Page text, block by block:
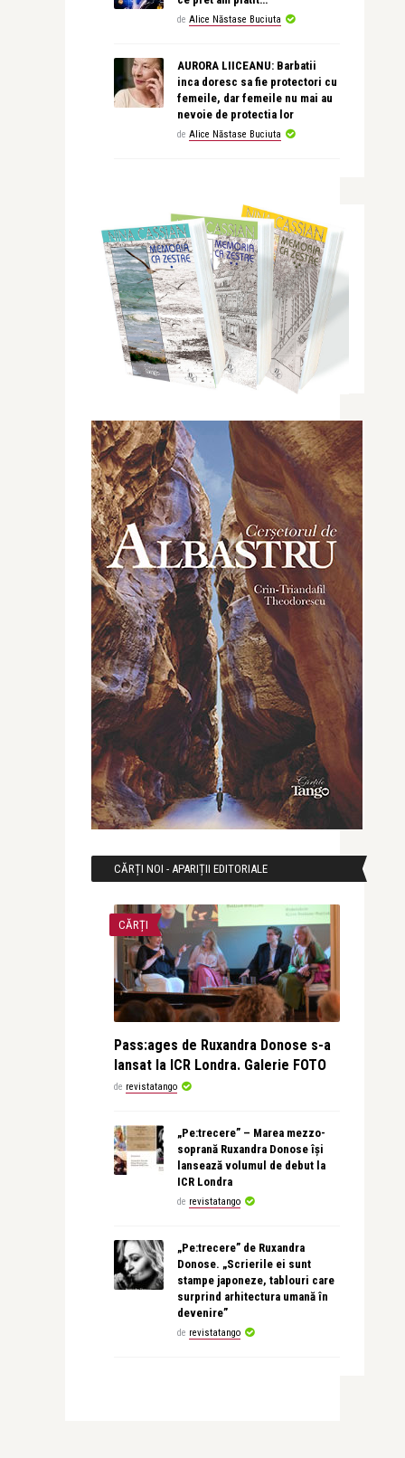
de Alice Năstase Buciuta
AURORA LIICEANU: Barbatii
inca doresc sa fie protectori cu
femeile, dar femeile nu mai au
nevoie de protectia lor
de Alice Năstase Buciuta
CĂRȚI NOI - APARIȚII EDITORIALE
CĂRȚI
Pass:ages de Ruxandra Donose s-a
lansat la ICR Londra. Galerie FOTO
de revistatango
„Pe:trecere” – Marea mezzo-
soprană Ruxandra Donose își
lansează volumul de debut la
ICR Londra
de revistatango
„Pe:trecere” de Ruxandra
Donose. „Scrierile ei sunt
stampe japoneze, tablouri care
surprind arhitectura umană în
devenire”
de revistatango